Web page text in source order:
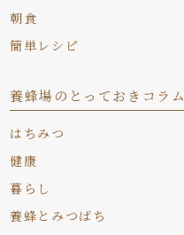
朝食
簡単レシピ
養蜂場のとっておきコラム
はちみつ
健康
暮らし
養蜂とみつばち